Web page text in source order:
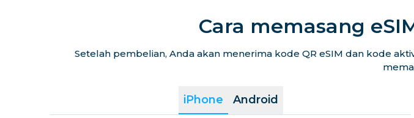
Cara memasang
Setelah pembelian, Anda akan menerima kode QR eSIM dan kode
iPhone Android